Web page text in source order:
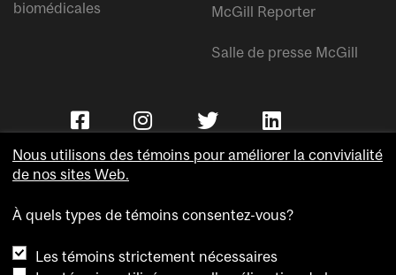
biomédicales
McGill Reporter
Salle de presse McGill
Accessibilité
Nous utilisons des témoins pour améliorer la convivialité
de nos sites Web.
À quels types de témoins consentez-vous?
Les témoins strictement nécessaires